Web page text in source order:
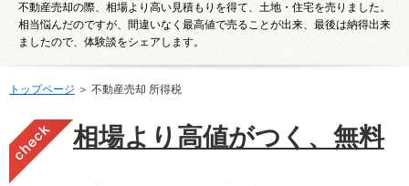
不動産売却の際、相場より高い見積もりを得て、土地・住宅を売りました。
相当悩んだのですが、間違いなく最高値で売ることが出来、最後は納得出来
ましたので、体験談をシェアします。
トップページ ＞ 不動産売却 所得税
相場より高値がつく、無料